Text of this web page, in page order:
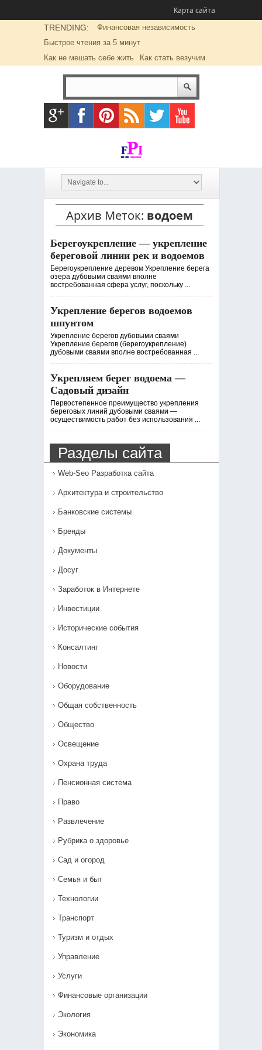
Карта сайта
TRENDING:
Финансовая независимость
Быстрое чтения за 5 минут
Как не мешать себе жить
Как стать везучим
Архив Меток: водоем
Берегоукрепление — укрепление
береговой линии рек и водоемов
Берегоукрепление деревом Укрепление берега
озера дубовыми сваями вполне
востребованная сфера услуг, поскольку ...
Укрепление берегов водоемов
шпунтом
Укрепление берегов дубовыми сваями
Укрепление берегов (берегоукрепление)
дубовыми сваями вполне востребованная ...
Укрепляем берег водоема —
Садовый дизайн
Первостепенное преимущество укрепления
береговых линий дубовыми сваями —
осуществимость работ без использования ...
Разделы сайта
Web-Seo Разработка сайта
Архитектура и строительство
Банковские системы
Бренды
Документы
Досуг
Заработок в Интернете
Инвестиции
Исторические события
Консалтинг
Новости
Оборудование
Общая собственность
Общество
Освещение
Охрана труда
Пенсионная система
Право
Развлечение
Рубрика о здоровье
Сад и огород
Семья и быт
Технологии
Транспорт
Туризм и отдых
Управление
Услуги
Финансовые организации
Экология
Экономика